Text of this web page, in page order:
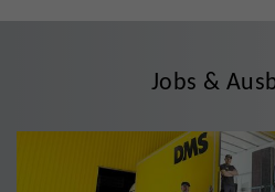
Jobs &